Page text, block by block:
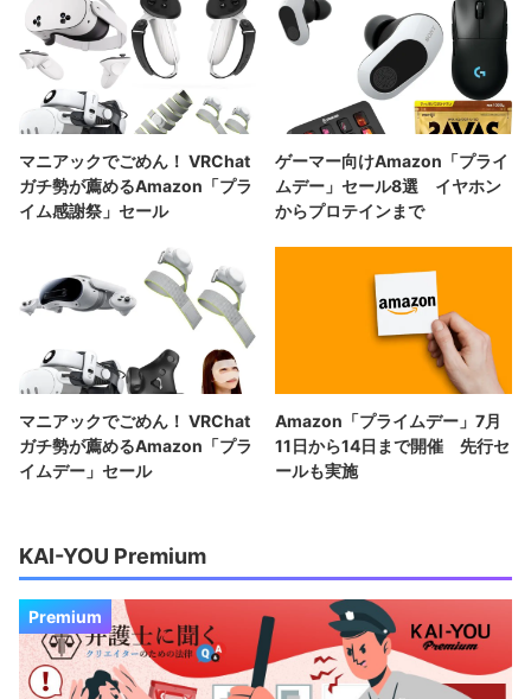
マニアックでごめん！ VRChat
ガチ勢が薦めるAmazon「プラ
イム感謝祭」セール
ゲーマー向けAmazon「プライ
ムデー」セール8選 イヤホン
からプロテインまで
マニアックでごめん！ VRChat
ガチ勢が薦めるAmazon「プラ
イムデー」セール
Amazon「プライムデー」7月
11日から14日まで開催 先行セ
ールも実施
KAI-YOU Premium
Premium